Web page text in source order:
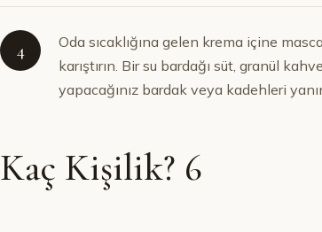
4
Oda sıcaklığına gelen krema içine
karıştırın. Bir su bardağı süt, granül
yapacağınız bardak veya kadehleri
Kaç Kişilik? 6